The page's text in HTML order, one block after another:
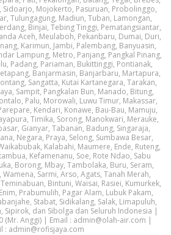
Sidoarjo, Mojokerto, Pasuruan, Probolinggo,
Tulungagung, Madiun, Tuban, Lamongan,
Binjai, Tebing Tinggi, Pematangsiantar,
Aceh, Meulaboh, Pekanbaru, Dumai, Duri,
Karimun, Jambi, Palembang, Banyuasin,
Lampung, Metro, Panjang, Pangkal Pinang,
Padang, Pariaman, Bukittinggi, Pontianak,
Banjarmasin, Banjarbaru, Martapura,
Sangatta, Kutai Kartanegara, Tarakan,
Sampit, Pangkalan Bun, Manado, Bitung,
Palu, Morowali, Luwu Timur, Makassar,
Kendari, Konawe, Bau-Bau, Mamuju,
Timika, Sorong, Manokwari, Merauke,
Gianyar, Tabanan, Badung, Singaraja,
Negara, Praya, Selong, Sumbawa Besar,
Kalabahi, Maumere, Ende, Ruteng,
Kefamenanu, Soe, Rote Ndao, Sabu
Borong, Mbay, Tambolaka, Buru, Seram,
Sarmi, Arso, Agats, Tanah Merah,
Bintuni, Waisai, Rasiei, Kumurkek,
Prabumulih, Pagar Alam, Lubuk Pakam,
Stabat, Sidikalang, Salak, Limapuluh,
Sipirok, dan Sibolga dan Seluruh Indonesia |
(Mr. Anggi) | Email : admin@olah-air.com |
: admin@rofisjaya.com